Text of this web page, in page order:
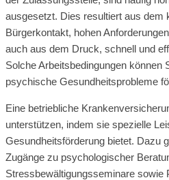
ausgesetzt. Dies resultiert aus dem
Bürgerkontakt, hohen
auch aus dem Druck, schnell und
Solche Arbeitsbedingungen können
psychische Gesundheitsprobleme
Eine betriebliche
unterstützen, indem sie spezielle
Gesundheitsförderung bietet. Dazu
Zugänge zu psychologischer
Stressbewältigungsseminare